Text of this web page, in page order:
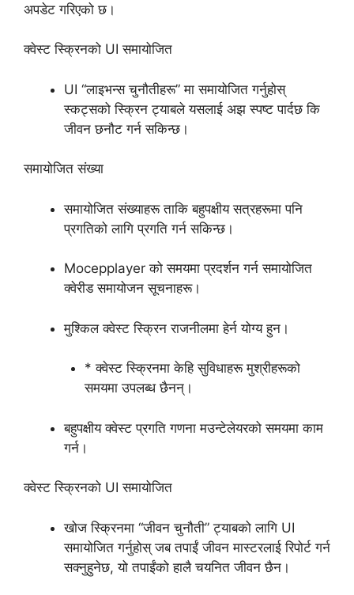
अपडेट गरिएको छ।
क्वेस्ट स्क्रिनको UI समायोजित
UI “लाइभन्स चुनौतीहरू” मा समायोजित गर्नुहोस्
स्कट्सको स्क्रिन ट्याबले यसलाई अझ स्पष्ट पार्दछ कि
जीवन छनौट गर्न सकिन्छ।
समायोजित संख्या
समायोजित संख्याहरू ताकि बहुपक्षीय सत्रहरूमा पनि
प्रगतिको लागि प्रगति गर्न सकिन्छ।
Mocepplayer को समयमा प्रदर्शन गर्न समायोजित
क्वेरीड समायोजन सूचनाहरू।
मुश्किल क्वेस्ट स्क्रिन राजनीलमा हेर्न योग्य हुन।
* क्वेस्ट स्क्रिनमा केहि सुविधाहरू मुश्रीहरूको
समयमा उपलब्ध छैनन्।
बहुपक्षीय क्वेस्ट प्रगति गणना मउन्टेलेयरको समयमा काम
गर्न।
क्वेस्ट स्क्रिनको UI समायोजित
खोज स्क्रिनमा “जीवन चुनौती” ट्याबको लागि UI
समायोजित गर्नुहोस् जब तपाईं जीवन मास्टरलाई रिपोर्ट गर्न
सक्नुहुनेछ, यो तपाईंको हालै चयनित जीवन छैन।